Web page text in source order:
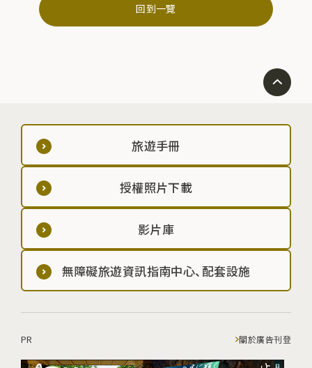
回到一覽
旅遊手冊
授權照片下載
影片庫
無障礙旅遊資訊指南中心、配套設施
PR 關於廣告刊登